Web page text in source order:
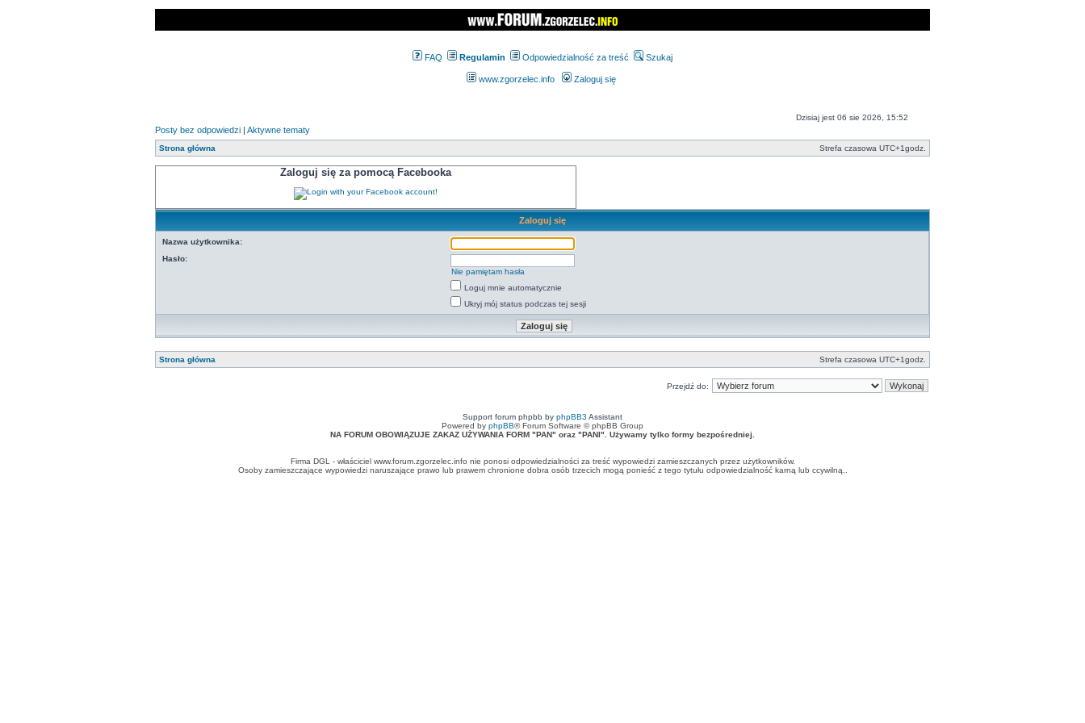
FAQ Regulamin Odpowiedzialność za treść Szukaj
www.zgorzelec.info Zaloguj się
Dzisiaj jest 06 sie 2026, 15:52
Posty bez odpowiedzi | Aktywne tematy
Strona główna Strefa czasowa UTC+1godz.
Zaloguj się za pomocą Facebooka
Zaloguj się
Nazwa użytkownika:
Hasło:
Nie pamiętam hasła
Loguj mnie automatycznie
Ukryj mój status podczas tej sesji
Strona główna Strefa czasowa UTC+1godz.
Przejdź do:
Support forum phpbb by phpBB3 Assistant
Powered by phpBB® Forum Software © phpBB Group
NA FORUM OBOWIĄZUJE ZAKAZ UŻYWANIA FORM "PAN" oraz "PANI". Używamy tylko formy bezpośredniej.
Firma DGL - właściciel www.forum.zgorzelec.info nie ponosi odpowiedzialności za treść wypowiedzi zamieszczanych przez użytkowników.
Osoby zamieszczające wypowiedzi naruszające prawo lub prawem chronione dobra osób trzecich mogą ponieść z tego tytułu odpowiedzialność karną lub ccywilną..